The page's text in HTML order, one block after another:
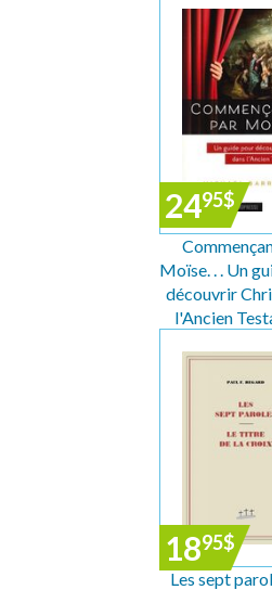
2495$
Moïse. . . Un
découvrir
l'Ancien
1895$
Les sept